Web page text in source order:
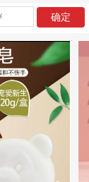
确定